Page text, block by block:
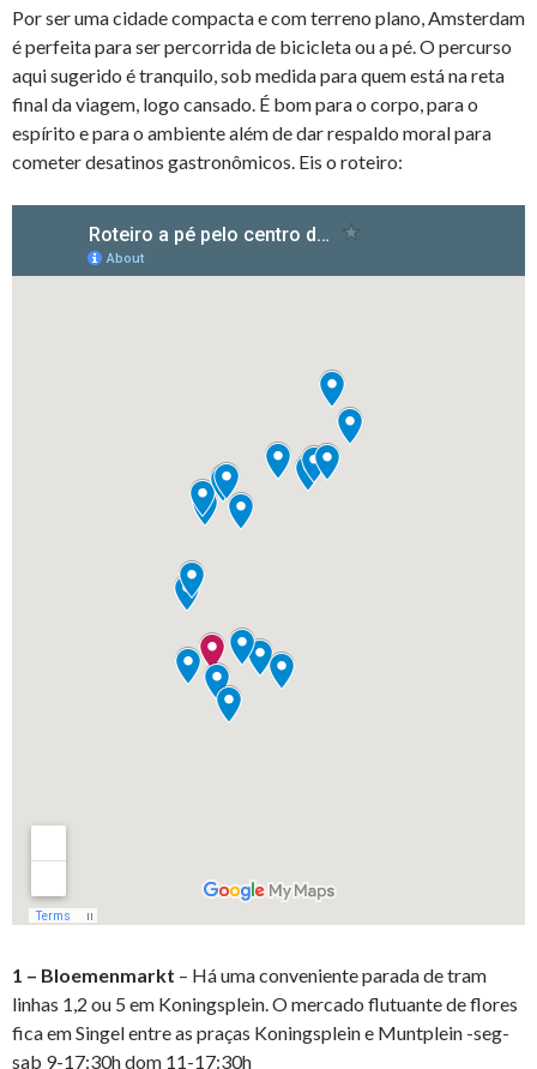
Por ser uma cidade compacta e com terreno plano, Amsterdam
é perfeita para ser percorrida de bicicleta ou a pé. O percurso
aqui sugerido é tranquilo, sob medida para quem está na reta
final da viagem, logo cansado. É bom para o corpo, para o
espírito e para o ambiente além de dar respaldo moral para
cometer desatinos gastronômicos. Eis o roteiro:
1 – Bloemenmarkt – Há uma conveniente parada de tram
linhas 1,2 ou 5 em Koningsplein. O mercado flutuante de flores
fica em Singel entre as praças Koningsplein e Muntplein -seg-
sab 9-17:30h dom 11-17:30h